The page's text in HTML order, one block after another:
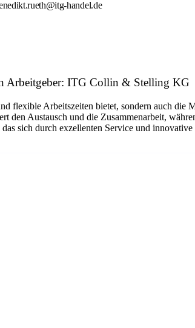
handel.de
Arbeitgeber: ITG Collin & Stelling KG
flexible Arbeitszeiten bietet, sondern auch die
den Austausch und die Zusammenarbeit,
sich durch exzellenten Service und